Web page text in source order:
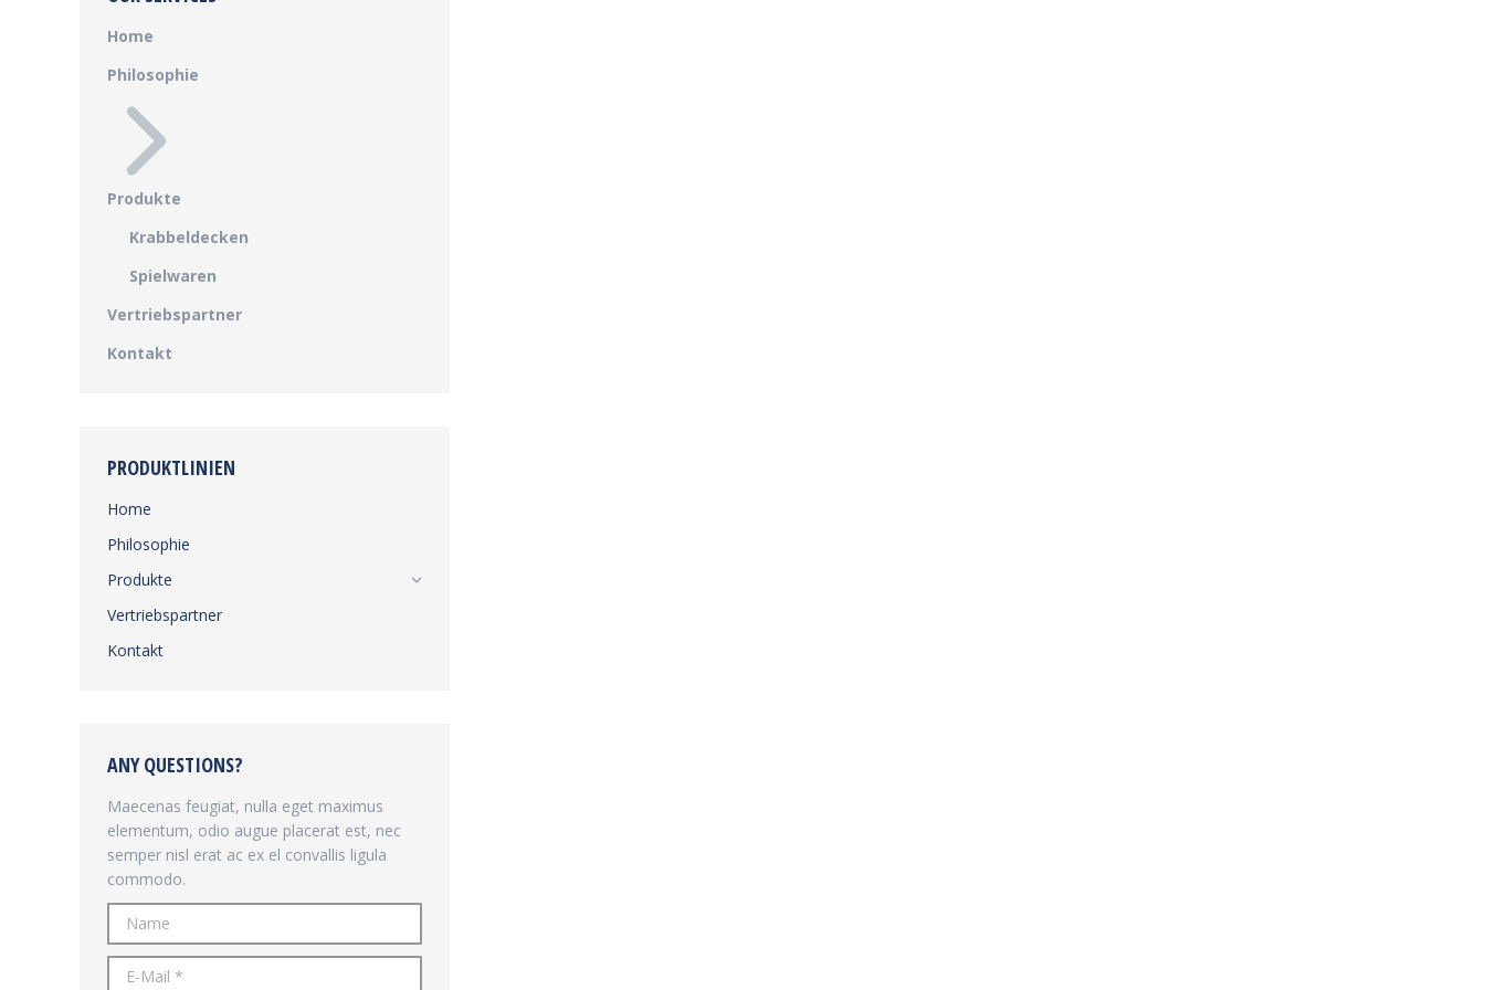
Home
Philosophie
Produkte
Krabbeldecken
Spielwaren
Vertriebspartner
Kontakt
PRODUKTLINIEN
Home
Philosophie
Produkte
Vertriebspartner
Kontakt
ANY QUESTIONS?
Maecenas feugiat, nulla eget maximus
elementum, odio augue placerat est, nec
semper nisl erat ac ex el convallis ligula
commodo.
Name
E-Mail *